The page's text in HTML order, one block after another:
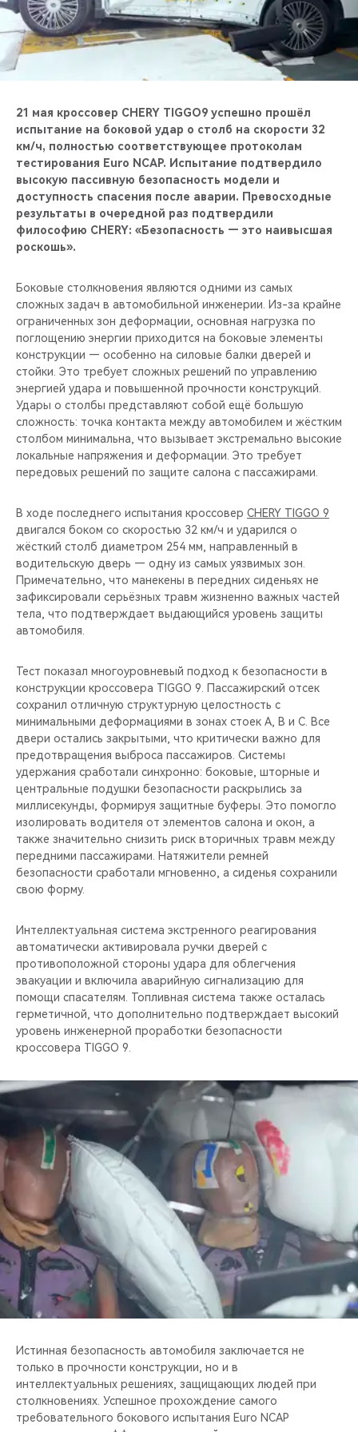
CHERY И СПОРТ
НАШИ МЕРОПРИЯТИЯ
CHERY ДЛЯ ДЕТЕЙ
21 мая кроссовер CHERY TIGGO9 успешно прошёл
испытание на боковой удар о столб на скорости 32
км/ч, полностью соответствующее протоколам
тестирования Euro NCAP. Испытание подтвердило
высокую пассивную безопасность модели и
доступность спасения после аварии. Превосходные
результаты в очередной раз подтвердили
философию CHERY: «Безопасность — это наивысшая
роскошь».
Боковые столкновения являются одними из самых
сложных задач в автомобильной инженерии. Из-за крайне
ограниченных зон деформации, основная нагрузка по
поглощению энергии приходится на боковые элементы
конструкции — особенно на силовые балки дверей и
стойки. Это требует сложных решений по управлению
энергией удара и повышенной прочности конструкций.
Удары о столбы представляют собой ещё большую
сложность: точка контакта между автомобилем и жёстким
столбом минимальна, что вызывает экстремально высокие
локальные напряжения и деформации. Это требует
передовых решений по защите салона с пассажирами.
В ходе последнего испытания кроссовер CHERY TIGGO 9
двигался боком со скоростью 32 км/ч и ударился о
жёсткий столб диаметром 254 мм, направленный в
водительскую дверь — одну из самых уязвимых зон.
Примечательно, что манекены в передних сиденьях не
зафиксировали серьёзных травм жизненно важных частей
тела, что подтверждает выдающийся уровень защиты
автомобиля.
Тест показал многоуровневый подход к безопасности в
конструкции кроссовера TIGGO 9. Пассажирский отсек
сохранил отличную структурную целостность с
минимальными деформациями в зонах стоек A, B и C. Все
двери остались закрытыми, что критически важно для
предотвращения выброса пассажиров. Системы
удержания сработали синхронно: боковые, шторные и
центральные подушки безопасности раскрылись за
миллисекунды, формируя защитные буферы. Это помогло
изолировать водителя от элементов салона и окон, а
также значительно снизить риск вторичных травм между
передними пассажирами. Натяжители ремней
безопасности сработали мгновенно, а сиденья сохранили
свою форму.
Интеллектуальная система экстренного реагирования
автоматически активировала ручки дверей с
противоположной стороны удара для облегчения
эвакуации и включила аварийную сигнализацию для
помощи спасателям. Топливная система также осталась
герметичной, что дополнительно подтверждает высокий
уровень инженерной проработки безопасности
кроссовера TIGGO 9.
Истинная безопасность автомобиля заключается не
только в прочности конструкции, но и в
интеллектуальных решениях, защищающих людей при
столкновениях. Успешное прохождение самого
требовательного бокового испытания Euro NCAP